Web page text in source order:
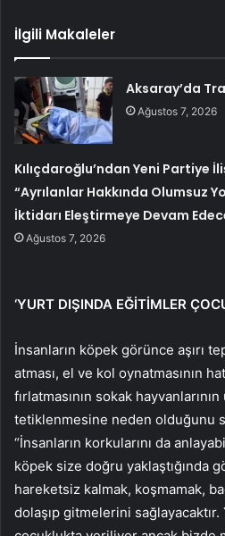
İlgili Makaleler
Aksaray’da
Ağustos 7, 2026
Kılıçdaroğlu’ndan Yeni Partiye
“Ayrılanlar Hakkında Olumsuz
İktidarı Eleştirmeye Devam
Ağustos 7, 2026
‘YURT DIŞINDA EĞİTİMLER
İnsanların köpek görünce aşırı
atması, el ve kol oynatmasının
fırlatmasının sokak
tetiklenmesine neden olduğunu
“İnsanların korkularını da
köpek size doğru yaklaştığında
hareketsiz kalmak, koşmamak,
dolaşıp gitmelerini